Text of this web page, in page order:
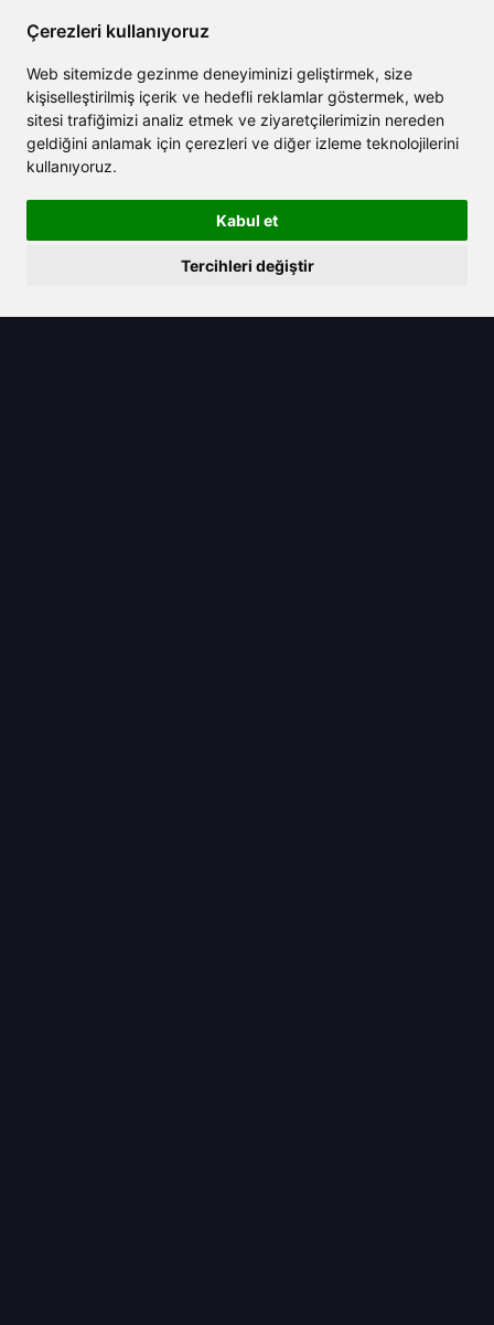
Çerezleri kullanıyoruz
Web sitemizde gezinme deneyiminizi geliştirmek, size
kişiselleştirilmiş içerik ve hedefli reklamlar göstermek, web
sitesi trafiğimizi analiz etmek ve ziyaretçilerimizin nereden
geldiğini anlamak için çerezleri ve diğer izleme teknolojilerini
kullanıyoruz.
Kabul et
Tercihleri değiştir
2025/08/16
ChatGPT Plus ve Pro: 2025'te Sizin
İçin En İyi AI Planını Seçmek